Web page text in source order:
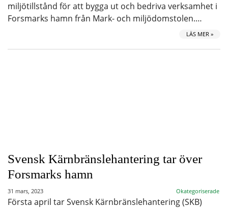
miljötillstånd för att bygga ut och bedriva verksamhet i
Forsmarks hamn från Mark- och miljödomstolen.…
LÄS MER »
Svensk Kärnbränslehantering tar över
Forsmarks hamn
31 mars, 2023 Okategoriserade
Första april tar Svensk Kärnbränslehantering (SKB)